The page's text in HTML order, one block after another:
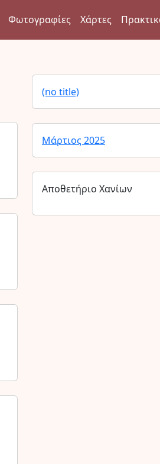
Φωτογραφίες Χάρτες
(no title)
Μάρτιος 2025
Αποθετήριο Χανίων